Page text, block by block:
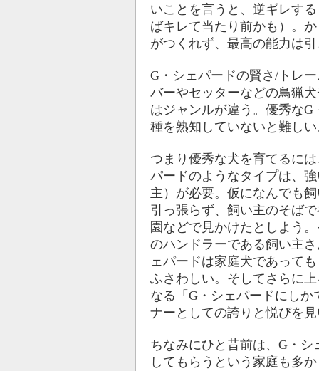
いことを言うと、逆ギレす
ばキレて当たり前かも）。
がつくれず、最高の能力は
G・シェパードの賢さ/トレ
バーやセッターなどの鳥猟
はジャンルが違う。優秀な
種を熟知していないと難し
つまり優秀な犬を育てるに
パードのようなタイプは、
主）が必要。仮になんでも
引っ張らず、飼い主のそば
園などで見かけたとしよう
のハンドラーである飼い主
ェパードは家庭犬であって
ふさわしい。そしてさらに
なる「G・シェパードにし
ナーとしての誇りと悦びを
ちなみにひと昔前は、G・
してもらうという家庭も多